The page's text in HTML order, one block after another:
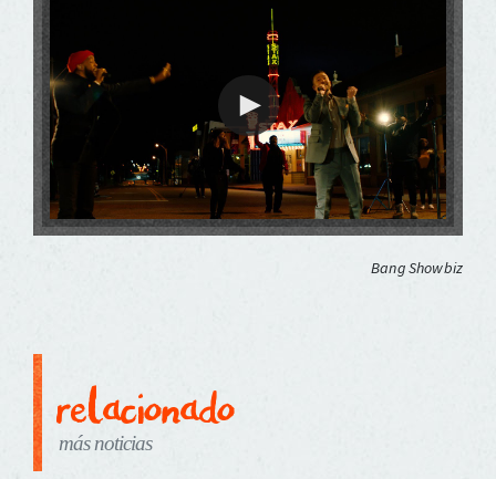
Bang Showbiz
relacionado
más noticias